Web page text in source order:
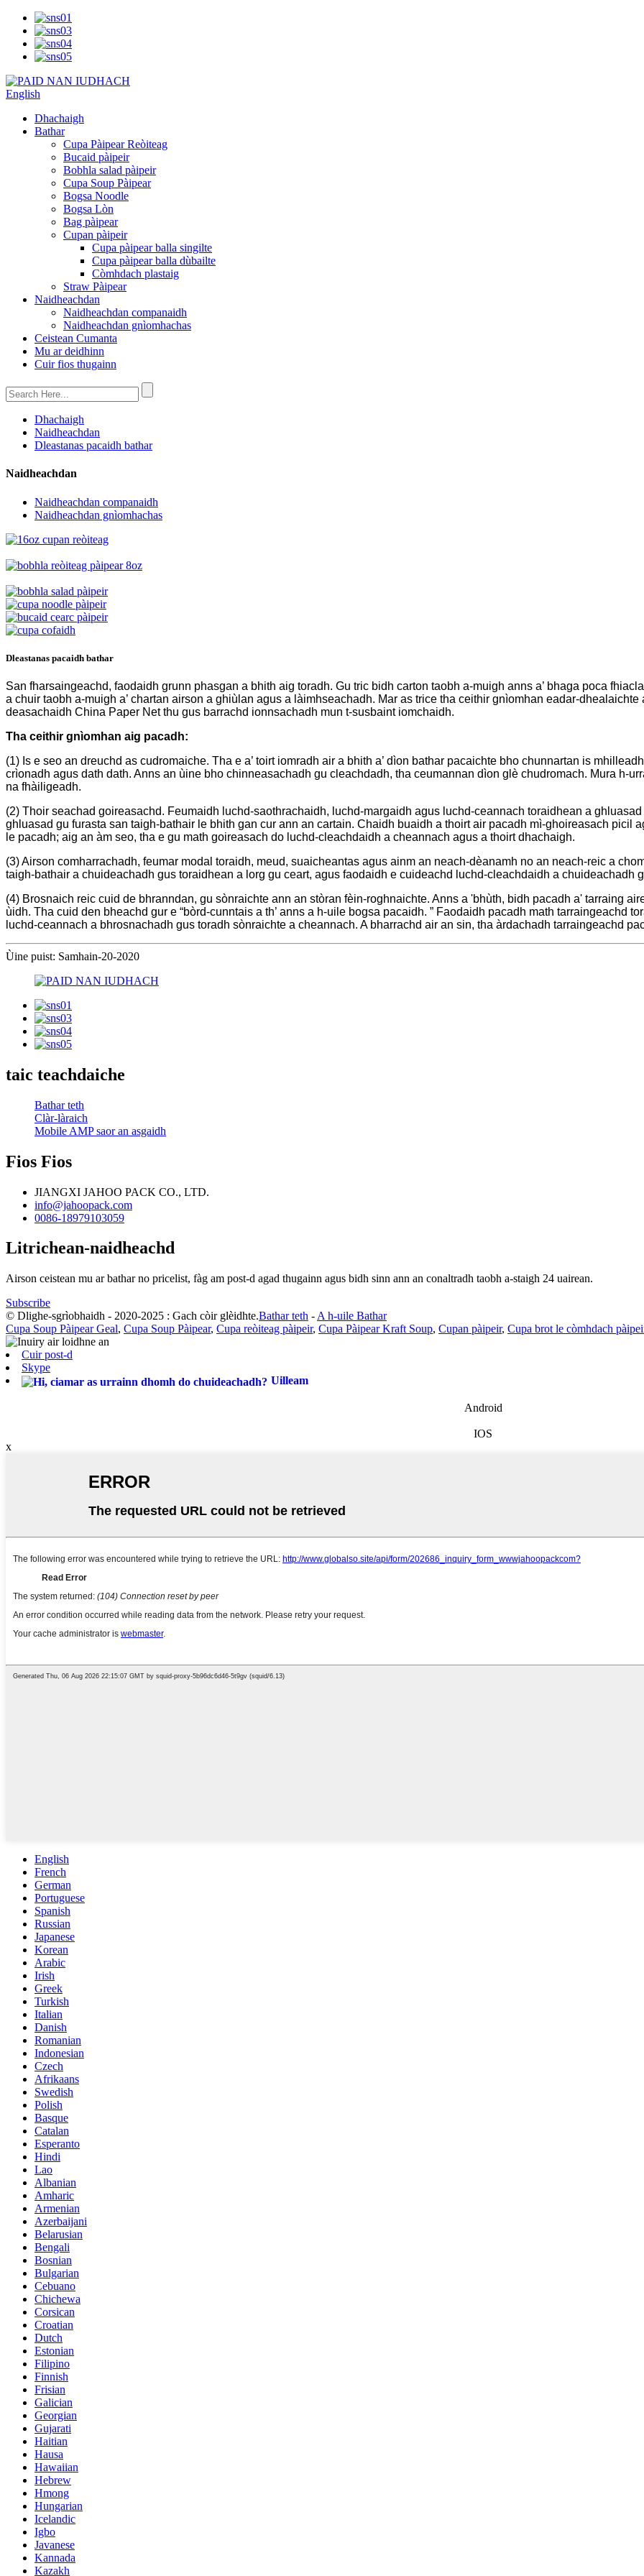
English
Dhachaigh
Bathar
Cupa Pàipear Reòiteag
Bucaid pàipeir
Bobhla salad pàipeir
Cupa Soup Pàipear
Bogsa Noodle
Bogsa Lòn
Bag pàipear
Cupan pàipeir
Cupa pàipear balla singilte
Cupa pàipear balla dùbailte
Còmhdach plastaig
Straw Pàipear
Naidheachdan
Naidheachdan companaidh
Naidheachdan gnìomhachas
Ceistean Cumanta
Mu ar deidhinn
Cuir fios thugainn
Dhachaigh
Naidheachdan
Dleastanas pacaidh bathar
Naidheachdan
Naidheachdan companaidh
Naidheachdan gnìomhachas
Dleastanas pacaidh bathar
San fharsaingeachd, faodaidh grunn phasgan a bhith aig toradh. Gu tric bidh carton taobh a-muigh anns a’ bhaga poca
a chuir taobh a-muigh a’ chartan airson a ghiùlan agus a làimhseachadh. Mar as trice tha ceithir gnìomhan eadar-
deasachaidh China Paper Net thu gus barrachd ionnsachadh mun t-susbaint iomchaidh.
Tha ceithir gnìomhan aig pacadh:
(1) Is e seo an dreuchd as cudromaiche. Tha e a’ toirt iomradh air a bhith a’ dìon bathar pacaichte bho chunnartan is
crìonadh agus dath dath. Anns an ùine bho chinneasachadh gu cleachdadh, tha ceumannan dìon glè chudromach. Mura h-
na fhàiligeadh.
(2) Thoir seachad goireasachd. Feumaidh luchd-saothrachaidh, luchd-margaidh agus luchd-ceannach toraidhean a
ghluasad gu furasta san taigh-bathair le bhith gan cur ann an cartain. Chaidh buaidh a thoirt air pacadh mì-ghoireasach picil
le pacadh; aig an àm seo, tha e gu math goireasach do luchd-cleachdaidh a cheannach agus a thoirt dhachaigh.
(3) Airson comharrachadh, feumar modal toraidh, meud, suaicheantas agus ainm an neach-dèanamh no an neach-reic a
taigh-bathair a chuideachadh gus toraidhean a lorg gu ceart, agus faodaidh e cuideachd luchd-cleachdaidh a chuideachadh
(4) Brosnaich reic cuid de bhranndan, gu sònraichte ann an stòran fèin-roghnaichte. Anns a 'bhùth, bidh pacadh a' tarraing
ùidh. Tha cuid den bheachd gur e “bòrd-cunntais a th’ anns a h-uile bogsa pacaidh. ” Faodaidh pacadh math tarraingeachd
luchd-ceannach a bhrosnachadh gus toradh sònraichte a cheannach. A bharrachd air an sin, tha àrdachadh tarraingeachd
Ùine puist: Samhain-20-2020
taic teachdaiche
Bathar teth
Clàr-làraich
Mobile AMP saor an asgaidh
Fios Fios
JIANGXI JAHOO PACK CO., LTD.
info@jahoopack.com
0086-18979103059
Litrichean-naidheachd
Airson ceistean mu ar bathar no pricelist, fàg am post-d agad thugainn agus bidh sinn ann an conaltradh taobh a-staigh 24 uairean.
Subscribe
© Dlighe-sgrìobhaidh - 2020-2025 : Gach còir glèidhte.Bathar teth - A h-uile Bathar
Cupa Soup Pàipear Geal, Cupa Soup Pàipear, Cupa reòiteag pàipeir, Cupa Pàipear Kraft Soup, Cupan pàipeir, Cupa brot le còmhdach
Cuir post-d
Skype
Uilleam
Android
IOS
x
English
French
German
Portuguese
Spanish
Russian
Japanese
Korean
Arabic
Irish
Greek
Turkish
Italian
Danish
Romanian
Indonesian
Czech
Afrikaans
Swedish
Polish
Basque
Catalan
Esperanto
Hindi
Lao
Albanian
Amharic
Armenian
Azerbaijani
Belarusian
Bengali
Bosnian
Bulgarian
Cebuano
Chichewa
Corsican
Croatian
Dutch
Estonian
Filipino
Finnish
Frisian
Galician
Georgian
Gujarati
Haitian
Hausa
Hawaiian
Hebrew
Hmong
Hungarian
Icelandic
Igbo
Javanese
Kannada
Kazakh